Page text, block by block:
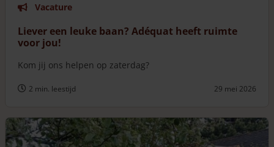
Vacature
Liever een leuke baan? Adéquat heeft ruimte
voor jou!
Kom jij ons helpen op zaterdag?
2 min. leestijd 29 mei 2026